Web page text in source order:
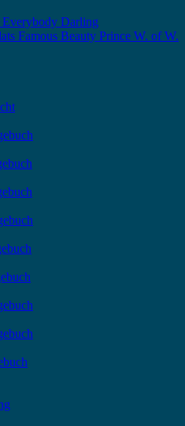
Darling
Famous Beauty Prince W. of W.